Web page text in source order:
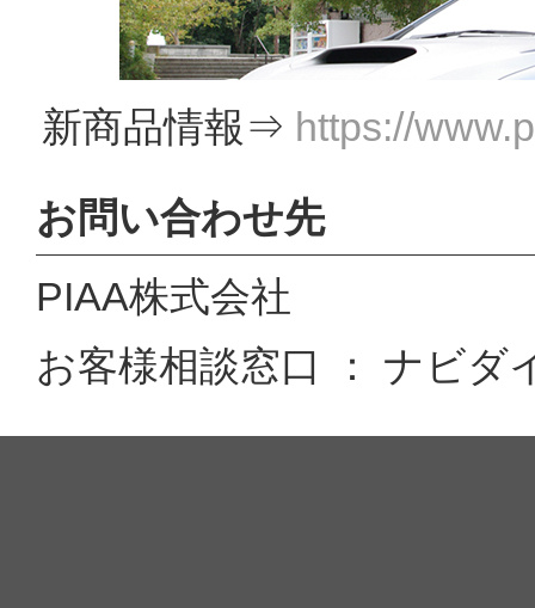
新商品情報⇒ https://
お問い合わせ先
PIAA株式会社
お客様相談窓口 ： ナビダ